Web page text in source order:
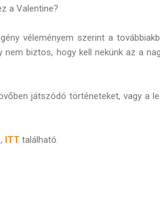
a Valentine?
véleményem szerint a
biztos, hogy kell nekünk az a
játszódó történeteket, vagy a
ITT található.